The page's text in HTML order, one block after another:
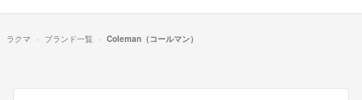
ラクマ ブランド一覧 Coleman（コールマン）